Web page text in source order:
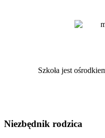
Szkoła jest
Niezbędnik rodzica